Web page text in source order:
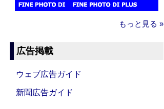
もっと見る »
広告掲載
ウェブ広告ガイド
新聞広告ガイド